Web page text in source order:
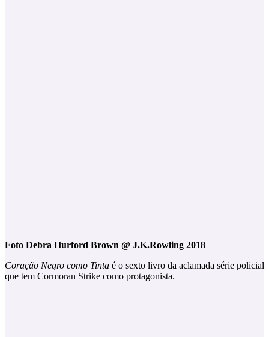
Foto Debra Hurford Brown @ J.K.Rowling 2018
Coração Negro como Tinta é o sexto livro da aclamada série policial
que tem Cormoran Strike como protagonista.